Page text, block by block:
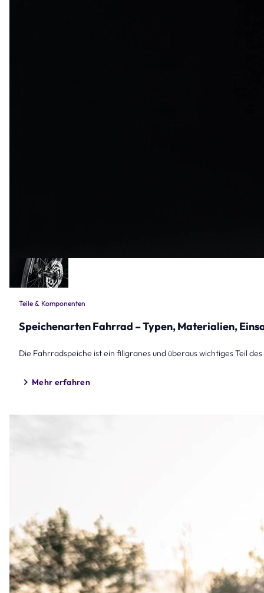
Teile & Komponenten
Speichenarten Fahrrad – Typen, Materialien,
Die Fahrradspeiche ist ein filigranes und überaus wichtiges Teil
Mehr erfahren